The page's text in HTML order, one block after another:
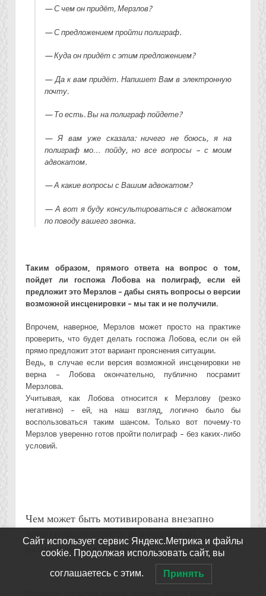
— С чем он придёт, Мерзлов?
— С предложением пройти полиграф.
— Куда он придёт с этим предложением?
— Да к вам придёт. Напишет Вам в электронную
почту.
— То есть. Вы на полиграф пойдете?
— Я вам уже сказала: ничего не боюсь, я на
полиграф мо… пойду, но все вопросы – с моим
адвокатом.
— А какие вопросы с Вашим адвокатом?
— А вот я буду консультироваться с адвокатом
по поводу вашего звонка.
Таким образом, прямого ответа на вопрос о том,
пойдет ли госпожа Лобова на полиграф, если ей
предложит это Мерзлов – дабы снять вопросы о версии
возможной инсценировки – мы так и не получили.
Впрочем, наверное, Мерзлов может просто на практике
проверить, что будет делать госпожа Лобова, если он ей
прямо предложит этот вариант прояснения ситуации.
Ведь, в случае если версия возможной инсценировки не
верна – Лобова окончательно, публично посрамит
Мерзлова.
Учитывая, как Лобова относится к Мерзлову (резко
негативно) – ей, на наш взгляд, логично было бы
воспользоваться таким шансом. Только вот почему-то
Мерзлов уверенно готов пройти полиграф – без каких-либо
условий.
Чем может быть мотивирована внезапно
радиостанции к Мерзлову?
Сайт использует сервис Яндекс.Метрика и файлы
cookie. Продолжая использовать сайт, вы
соглашаетесь с этим. Принять